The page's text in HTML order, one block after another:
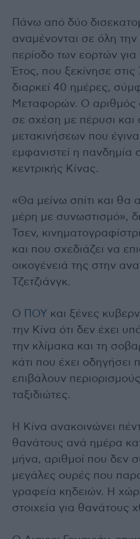
Πάνω από δύο
αναμένονται σε όλη την
περίοδο των εορτών
Έτος, που ξεκίνησε στις
διαρκεί 40 ημέρες,
Μεταφορών. Ο αριθμός
σε σχέση με πέρυσι και
μετακινήσεων που
εμφανιστεί η πανδημία
κεντρικής Κίνας.
«Θα μείνω σπίτι και
μέρη με συνωστισμό»,
Τσεν,
και που σχεδιάζει να
οικογένειά της στην
Τζετζιάνγκ.
Ο ΠΟΥ και ξένες
την Κίνα ότι δεν έχει
την κλίμακα και τη
κάτι που έχει οδηγήσει
επιβάλουν
ταξιδιώτες.
Η Κίνα ανακοινώνει
θανάτους ανά ημέρα
μήνα, αριθμοί που δεν
μεγάλες ουρές που
γραφεία κηδειών. Η
στοιχεία για θανάτους